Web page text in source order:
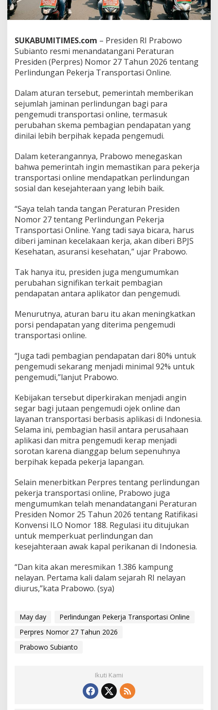
l
a
b
o
w
o
e
k
e
n
P
e
p
r
e
s
:
e
n
d
a
p
a
a
n
P
e
g
e
m
u
i
N
a
J
a
d
i
M
i
n
i
a
9
2
P
e
r
s
e
SUKABUMITIMES.com – Presiden RI Prabowo
Subianto resmi menandatangani Peraturan
Presiden (Perpres) Nomor 27 Tahun 2026 tentang
Perlindungan Pekerja Transportasi Online.
Dalam aturan tersebut, pemerintah memberikan
sejumlah jaminan perlindungan bagi para
pengemudi transportasi online, termasuk
perubahan skema pembagian pendapatan yang
dinilai lebih berpihak kepada pengemudi.
Dalam keterangannya, Prabowo menegaskan
bahwa pemerintah ingin memastikan para pekerja
transportasi online mendapatkan perlindungan
sosial dan kesejahteraan yang lebih baik.
“Saya telah tanda tangan Peraturan Presiden
Nomor 27 tentang Perlindungan Pekerja
Transportasi Online. Yang tadi saya bicara, harus
diberi jaminan kecelakaan kerja, akan diberi BPJS
Kesehatan, asuransi kesehatan,” ujar Prabowo.
Tak hanya itu, presiden juga mengumumkan
perubahan signifikan terkait pembagian
pendapatan antara aplikator dan pengemudi.
Menurutnya, aturan baru itu akan meningkatkan
porsi pendapatan yang diterima pengemudi
transportasi online.
“Juga tadi pembagian pendapatan dari 80% untuk
pengemudi sekarang menjadi minimal 92% untuk
pengemudi,”lanjut Prabowo.
Kebijakan tersebut diperkirakan menjadi angin
segar bagi jutaan pengemudi ojek online dan
layanan transportasi berbasis aplikasi di Indonesia.
Selama ini, pembagian hasil antara perusahaan
aplikasi dan mitra pengemudi kerap menjadi
sorotan karena dianggap belum sepenuhnya
berpihak kepada pekerja lapangan.
Selain menerbitkan Perpres tentang perlindungan
pekerja transportasi online, Prabowo juga
mengumumkan telah menandatangani Peraturan
Presiden Nomor 25 Tahun 2026 tentang Ratifikasi
Konvensi ILO Nomor 188. Regulasi itu ditujukan
untuk memperkuat perlindungan dan
kesejahteraan awak kapal perikanan di Indonesia.
“Dan kita akan meresmikan 1.386 kampung
nelayan. Pertama kali dalam sejarah RI nelayan
diurus,”kata Prabowo. (sya)
May day
Perlindungan Pekerja Transportasi Online
Perpres Nomor 27 Tahun 2026
Prabowo Subianto
Ikuti Kami